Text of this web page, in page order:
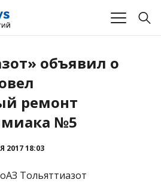
объявил о
ремонт
№5
2017 18:03
Тольяттиазот